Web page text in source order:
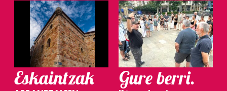
Eskaintzak Gure berri.